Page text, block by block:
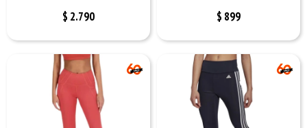
$ 2.790 $ 899